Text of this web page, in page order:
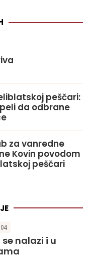
peščari:
da odbrane
za vanredne
Kovin povodom
peščari
nalazi i u